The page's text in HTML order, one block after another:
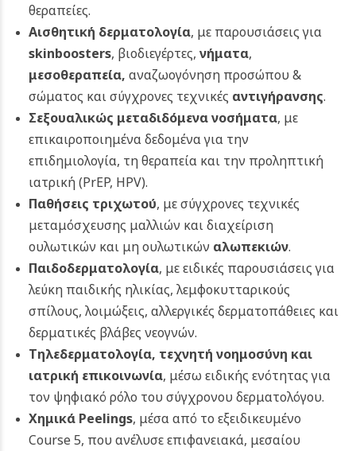
θεραπείες.
Αισθητική δερματολογία, με παρουσιάσεις για
skinboosters, βιοδιεγέρτες, νήματα,
μεσοθεραπεία, αναζωογόνηση προσώπου &
σώματος και σύγχρονες τεχνικές αντιγήρανσης.
Σεξουαλικώς μεταδιδόμενα νοσήματα, με
επικαιροποιημένα δεδομένα για την
επιδημιολογία, τη θεραπεία και την προληπτική
ιατρική (PrEP, HPV).
Παθήσεις τριχωτού, με σύγχρονες τεχνικές
μεταμόσχευσης μαλλιών και διαχείριση
ουλωτικών και μη ουλωτικών αλωπεκιών.
Παιδοδερματολογία, με ειδικές παρουσιάσεις για
λεύκη παιδικής ηλικίας, λεμφοκυτταρικούς
σπίλους, λοιμώξεις, αλλεργικές δερματοπάθειες και
δερματικές βλάβες νεογνών.
Τηλεδερματολογία, τεχνητή νοημοσύνη και
ιατρική επικοινωνία, μέσω ειδικής ενότητας για
τον ψηφιακό ρόλο του σύγχρονου δερματολόγου.
Χημικά Peelings, μέσα από το εξειδικευμένο
Course 5, που ανέλυσε επιφανειακά, μεσαίου